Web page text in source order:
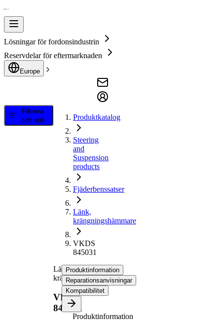
Lösningar för fordonsindustrin
Reservdelar för eftermarknaden
Europe
Filtrera
och sök
Produktkatalog
Steering
and
Suspension
products
Fjäderbenssatser
Länk,
krängningshämmare
VKDS
845031
Länk,
krängningshämmare
VKDS
845031
Produktinformation
Reparationsanvisningar
Kompatibilitet
Produktinformation